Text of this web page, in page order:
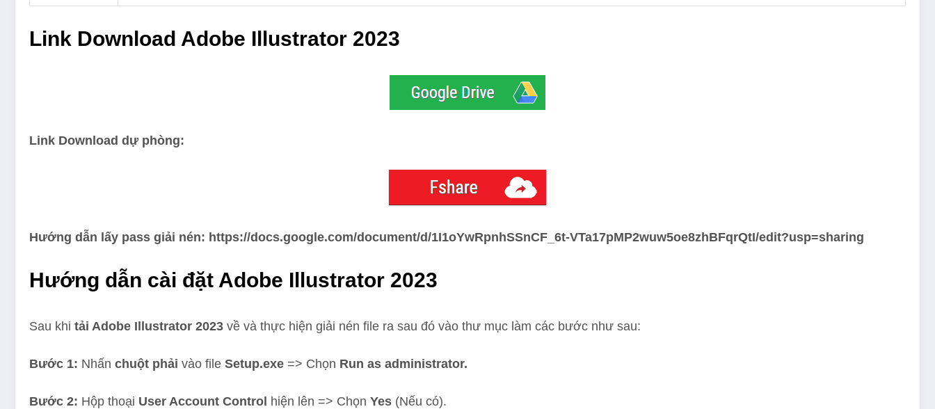
Link Download Adobe Illustrator 2023
Link Download dự phòng:
Hướng dẫn lấy pass giải nén: https://docs.google.com/document/d/1I1oYwRpnhSSnCF_6t-VTa17pMP2wuw5oe8zhBFqrQtI/edit?usp=sharing
Hướng dẫn cài đặt Adobe Illustrator 2023
Sau khi tải Adobe Illustrator 2023 về và thực hiện giải nén file ra sau đó vào thư mục làm các bước như sau:
Bước 1: Nhấn chuột phải vào file Setup.exe => Chọn Run as administrator.
Bước 2: Hộp thoại User Account Control hiện lên => Chọn Yes (Nếu có).